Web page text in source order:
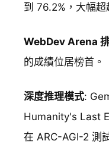
到 76.2%，大幅
WebDev Arena
的成績位居榜首。
深度推理模式:
Humanity's Last
在 ARC-AGI-2 測